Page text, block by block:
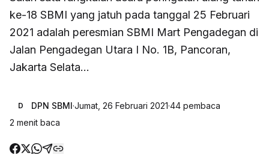
ke-18 SBMI yang jatuh pada tanggal 25 Februari
2021 adalah peresmian SBMI Mart Pengadegan di
Jalan Pengadegan Utara I No. 1B, Pancoran,
Jakarta Selata...
D DPN SBMI·Jumat, 26 Februari 2021·44 pembaca
2 menit baca